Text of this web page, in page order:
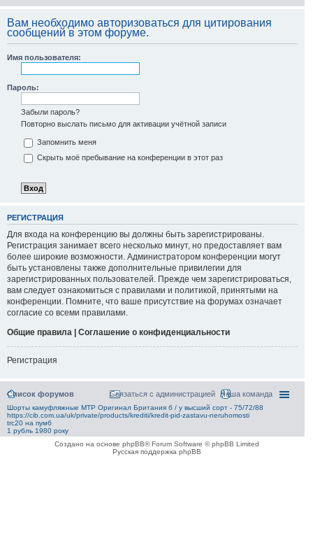
Вам необходимо авторизоваться для цитирования
сообщений в этом форуме.
Имя пользователя:
Пароль:
Забыли пароль?
Повторно выслать письмо для активации учётной записи
Запомнить меня
Скрыть моё пребывание на конференции в этот раз
РЕГИСТРАЦИЯ
Для входа на конференцию вы должны быть зарегистрированы.
Регистрация занимает всего несколько минут, но предоставляет вам
более широкие возможности. Администратором конференции могут
быть установлены также дополнительные привилегии для
зарегистрированных пользователей. Прежде чем зарегистрироваться,
вам следует ознакомиться с правилами и политикой, принятыми на
конференции. Помните, что ваше присутствие на форумах означает
согласие со всеми правилами.
Общие правила | Соглашение о конфиденциальности
Регистрация
Список форумов Наша команда
Связаться с администрацией
Шорты камуфляжные MTP Оригинал Британия б / у высший сорт - 75/72/88
https://cib.com.ua/uk/private/products/krediti/kredit-pid-zastavu-neruhomosti
trc20 на пумб
1 рубль 1980 року
Создано на основе phpBB® Forum Software © phpBB Limited
Русская поддержка phpBB